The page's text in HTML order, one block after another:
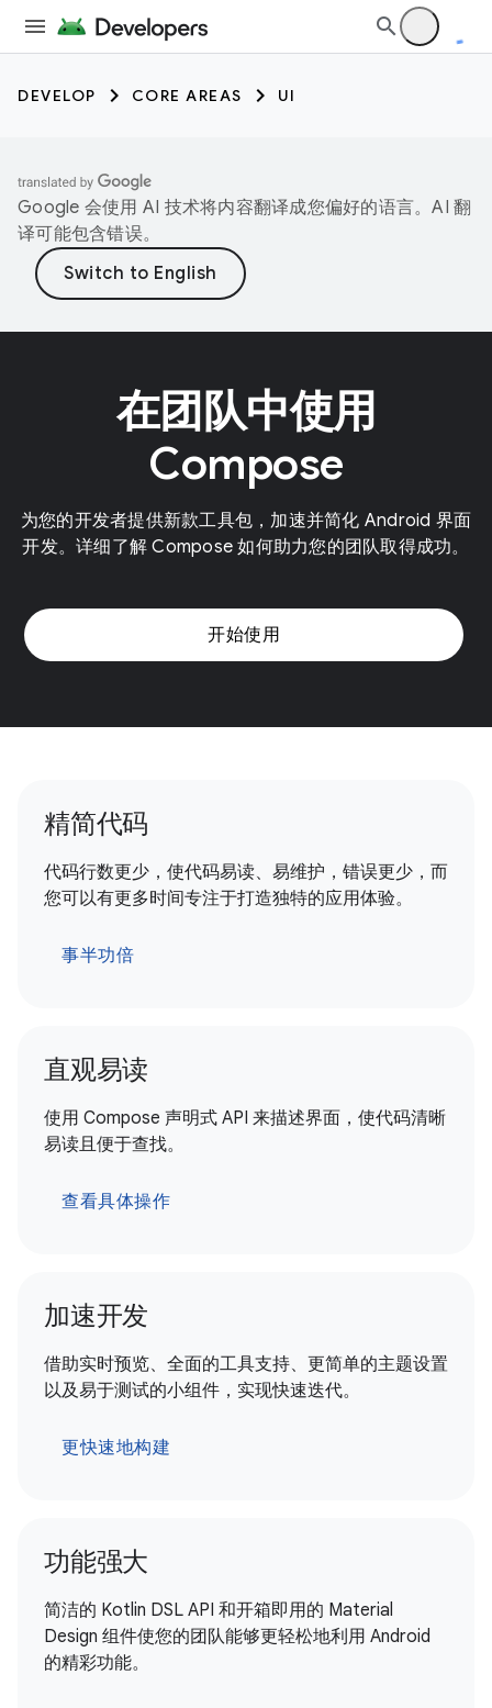
DEVELOP CORE AREAS UI
Google 会使用 AI 技术将内容翻译成您偏好的语言。AI 翻
译可能包含错误。
在团队中使用
Compose
为您的开发者提供新款工具包，加速并简化 Android 界面
开发。详细了解 Compose 如何助力您的团队取得成功。
开始使用
精简代码
代码行数更少，使代码易读、易维护，错误更少，而
您可以有更多时间专注于打造独特的应用体验。
事半功倍
直观易读
使用 Compose 声明式 API 来描述界面，使代码清晰
易读且便于查找。
查看具体操作
加速开发
借助实时预览、全面的工具支持、更简单的主题设置
以及易于测试的小组件，实现快速迭代。
更快速地构建
功能强大
简洁的 Kotlin DSL API 和开箱即用的 Material
Design 组件使您的团队能够更轻松地利用 Android
的精彩功能。